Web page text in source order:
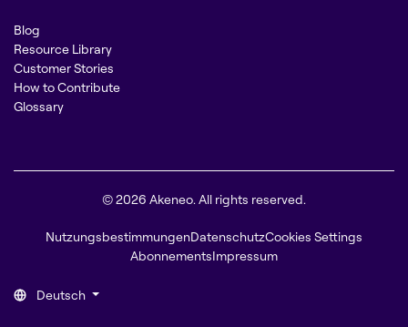
Blog
Resource Library
Customer Stories
How to Contribute
Glossary
© 2026 Akeneo. All rights reserved.
NutzungsbestimmungenDatenschutzCookies Settings
AbonnementsImpressum
Deutsch